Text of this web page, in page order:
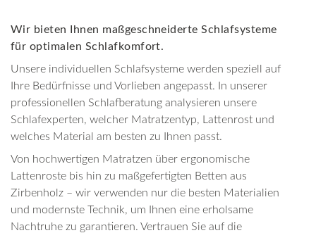
Wir bieten Ihnen maßgeschneiderte Schlafsysteme
für optimalen Schlafkomfort.
Unsere individuellen Schlafsysteme werden speziell auf
Ihre Bedürfnisse und Vorlieben angepasst. In unserer
professionellen Schlafberatung analysieren unsere
Schlafexperten, welcher Matratzentyp, Lattenrost und
welches Material am besten zu Ihnen passt.
Von hochwertigen Matratzen über ergonomische
Lattenroste bis hin zu maßgefertigten Betten aus
Zirbenholz – wir verwenden nur die besten Materialien
und modernste Technik, um Ihnen eine erholsame
Nachtruhe zu garantieren. Vertrauen Sie auf die